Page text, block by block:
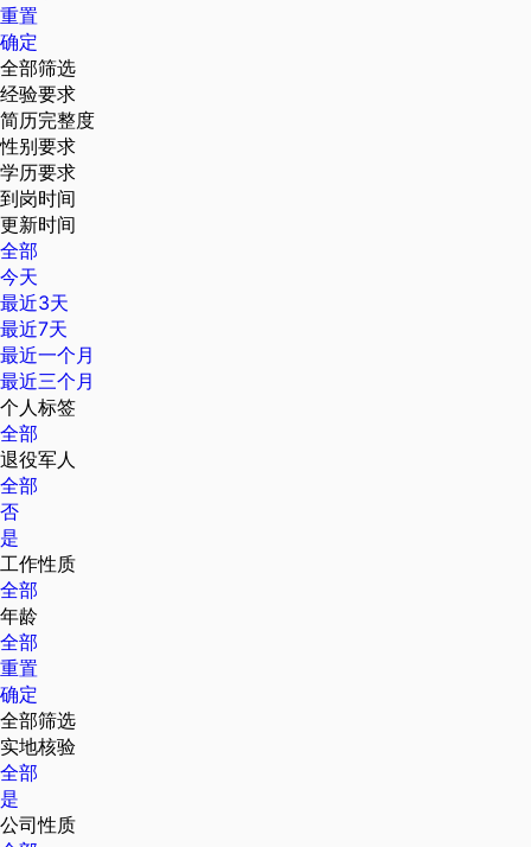
重置
确定
全部筛选
经验要求
简历完整度
性别要求
学历要求
到岗时间
更新时间
全部
今天
最近3天
最近7天
最近一个月
最近三个月
个人标签
全部
退役军人
全部
否
是
工作性质
全部
年龄
全部
重置
确定
全部筛选
实地核验
全部
是
公司性质